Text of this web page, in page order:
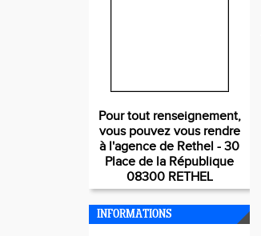
Pour tout renseignement,
vous pouvez vous rendre
à l'agence de Rethel - 30
Place de la République
08300 RETHEL
INFORMATIONS